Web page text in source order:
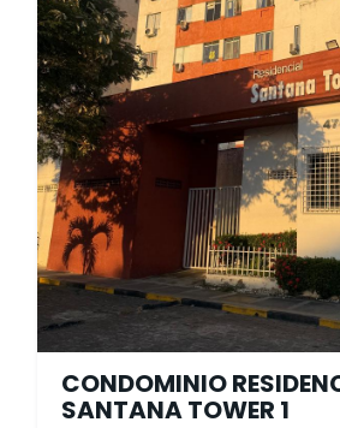
CONDOMINIO
SANTANA TOWER 1